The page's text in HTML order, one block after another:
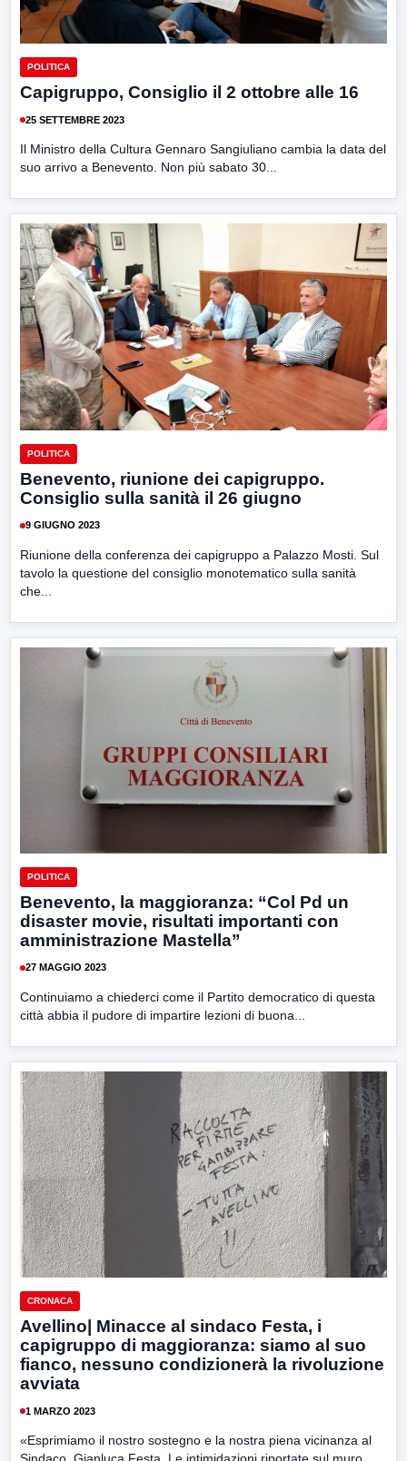
POLITICA
Capigruppo, Consiglio il 2 ottobre alle 16
25 SETTEMBRE 2023
Il Ministro della Cultura Gennaro Sangiuliano cambia la data del
suo arrivo a Benevento. Non più sabato 30...
POLITICA
Benevento, riunione dei capigruppo.
Consiglio sulla sanità il 26 giugno
9 GIUGNO 2023
Riunione della conferenza dei capigruppo a Palazzo Mosti. Sul
tavolo la questione del consiglio monotematico sulla sanità
che...
POLITICA
Benevento, la maggioranza: “Col Pd un
disaster movie, risultati importanti con
amministrazione Mastella”
27 MAGGIO 2023
Continuiamo a chiederci come il Partito democratico di questa
città abbia il pudore di impartire lezioni di buona...
CRONACA
Avellino| Minacce al sindaco Festa, i
capigruppo di maggioranza: siamo al suo
fianco, nessuno condizionerà la rivoluzione
avviata
1 MARZO 2023
«Esprimiamo il nostro sostegno e la nostra piena vicinanza al